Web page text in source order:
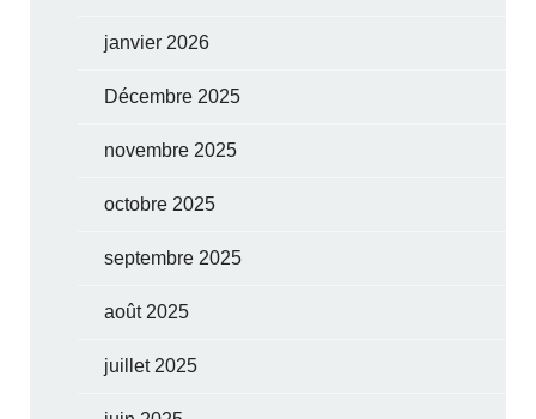
janvier 2026
Décembre 2025
novembre 2025
octobre 2025
septembre 2025
août 2025
juillet 2025